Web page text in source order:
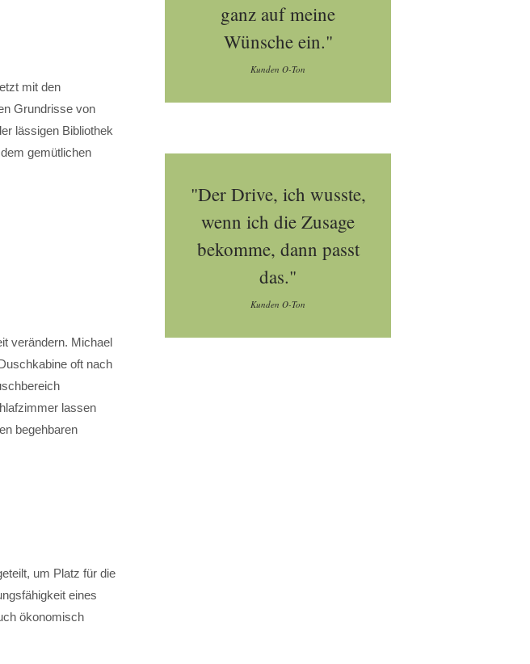
mit den
Grundrisse von
lässigen Bibliothek
gemütlichen
verändern. Michael
oft nach
lassen
begehbaren
um Platz für die
eines
ökonomisch
ganz auf meine
Wünsche ein."
Kunden O-Ton
"Der Drive, ich wusste,
wenn ich die Zusage
bekomme, dann passt
das."
Kunden O-Ton